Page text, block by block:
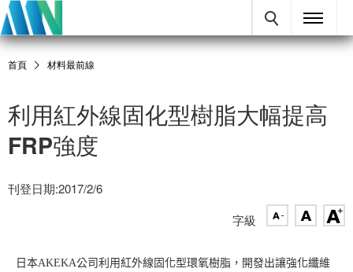
首頁 材料最前線
利用紅外線固化型樹脂大幅提高
FRP強度
刊登日期:2017/2/6
字級
日本AKEKA公司利用紅外線固化型環氧樹脂，開發出讓強化纖維